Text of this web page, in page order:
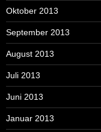
Oktober 2013
September 2013
August 2013
Juli 2013
Juni 2013
Januar 2013